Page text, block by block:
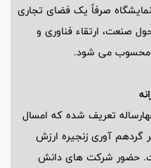
صرفاً یک فضای تجاری
صنعت، ارتقاء فناوری و
محسوب می شود.
تعریف شده که امسال
گردهم آوری زنجیره ارزش
حضور شرکت های دانش